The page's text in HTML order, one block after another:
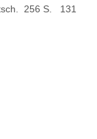
256 S. 131